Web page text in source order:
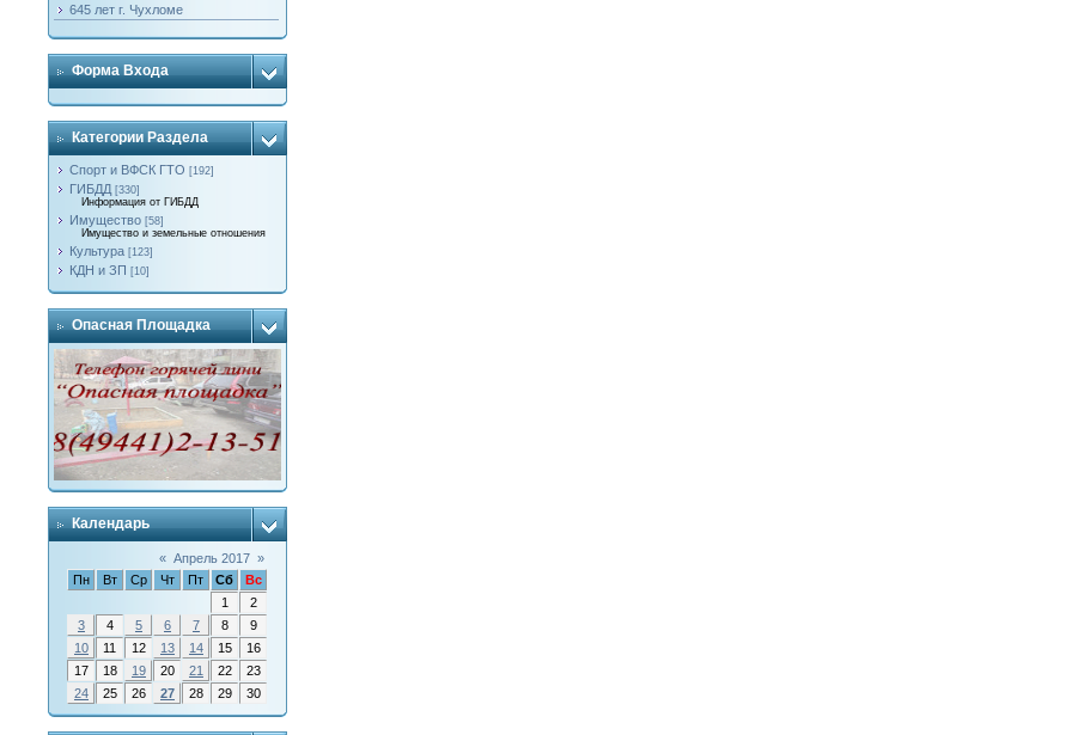
645 лет г. Чухломе
Форма Входа
Категории Раздела
Спорт и ВФСК ГТО [192]
ГИБДД [330]
Информация от ГИБДД
Имущество [58]
Имущество и земельные отношения
Культура [123]
КДН и ЗП [10]
Опасная Площадка
Календарь
« Апрель 2017 »
Пн
Вт Ср Чт Пт Сб
Вс
1
2
3
4 5 6 7 8
9
10
11 12 13 14 15
16
17
18 19 20 21 22
23
24
25 26 27 28 29 30